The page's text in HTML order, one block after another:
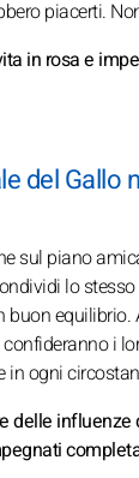
piacerti.
in rosa e
del Gallo
sul piano
lo
i
in ogni
delle